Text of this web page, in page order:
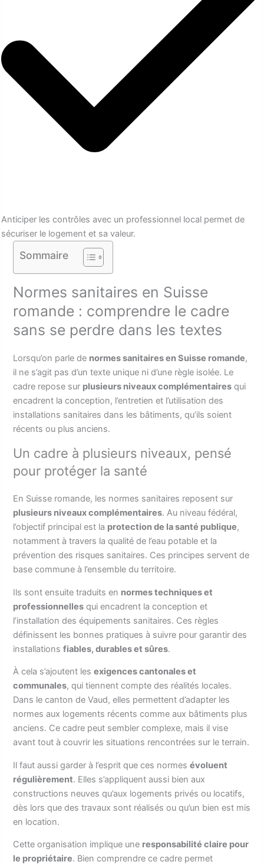
Anticiper les contrôles avec un professionnel local permet de
sécuriser le logement et sa valeur.
Sommaire
Normes sanitaires en Suisse
romande : comprendre le cadre
sans se perdre dans les textes
Lorsqu’on parle de normes sanitaires en Suisse romande,
il ne s’agit pas d’un texte unique ni d’une règle isolée. Le
cadre repose sur plusieurs niveaux complémentaires qui
encadrent la conception, l’entretien et l’utilisation des
installations sanitaires dans les bâtiments, qu’ils soient
récents ou plus anciens.
Un cadre à plusieurs niveaux, pensé
pour protéger la santé
En Suisse romande, les normes sanitaires reposent sur
plusieurs niveaux complémentaires. Au niveau fédéral,
l’objectif principal est la protection de la santé publique,
notamment à travers la qualité de l’eau potable et la
prévention des risques sanitaires. Ces principes servent de
base commune à l’ensemble du territoire.
Ils sont ensuite traduits en normes techniques et
professionnelles qui encadrent la conception et
l’installation des équipements sanitaires. Ces règles
définissent les bonnes pratiques à suivre pour garantir des
installationsfiables, durables et sûres.
À cela s’ajoutent lesexigences cantonales et
communales, qui tiennent compte des réalités locales.
Dans le canton de Vaud, elles permettent d’adapter les
normes aux logements récents comme aux bâtiments plus
anciens. Ce cadre peut sembler complexe, mais il vise
avant tout à couvrir les situations rencontrées sur le terrain.
Il faut aussi garder à l’esprit que ces normesévoluent
régulièrement. Elles s’appliquent aussi bien aux
constructions neuves qu’aux logements privés ou locatifs,
dès lors que des travaux sont réalisés ou qu’un bien est mis
en location.
Cette organisation implique une responsabilité claire pour
le propriétaire. Bien comprendre ce cadre permet